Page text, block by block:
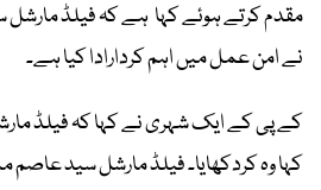
مقدم کرتے ہوئے کہا ہے کہ فیلڈ مارشل
نے امن عمل میں اہم کردارادا کیا ہے۔
کے پی کے ایک شہری نے کہا کہ فیلڈ
کہا وہ کردکھایا۔ فیلڈ مارشل سید عاصم